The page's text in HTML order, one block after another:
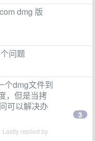
dmg 版
问题
个dmg文件到
，但是当拷
可以解决办
Lastly replied by
3